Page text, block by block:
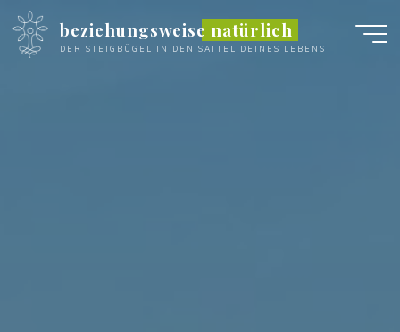
Inhalt
springen
beziehungsweise natürlich
DER STEIGBÜGEL IN DEN SATTEL DEINES LEBENS